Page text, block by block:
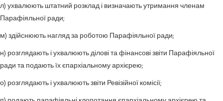
л) ухвалюють штатний розклад і визначають утримання членам
Парафіяльної ради;
м) здійснюють нагляд за роботою Парафіяльної ради;
н) розглядають і ухвалюють ділові та фінансові звіти Парафіяльної
ради та подають їх єпархіальному архієрею;
о) розглядають і ухвалюють звіти Ревізійної комісії;